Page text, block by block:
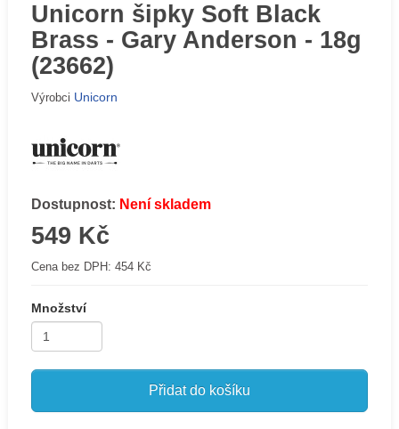
Unicorn šipky Soft Black
Brass - Gary Anderson - 18g
(23662)
Výrobci Unicorn
Dostupnost: Není skladem
549 Kč
Cena bez DPH: 454 Kč
Množství
Přidat do košíku